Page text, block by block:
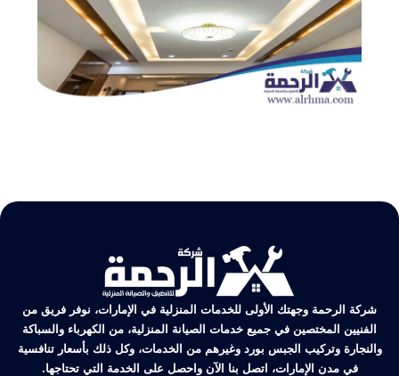
شركة الرحمة وجهتك الأولى للخدمات المنزلية في الإمارات، نوفر فريق من
الفنيين المختصين في جميع خدمات الصيانة المنزلية، من الكهرباء والسباكة
والنجارة وتركيب الجبس بورد وغيرهم من الخدمات، وكل ذلك بأسعار تنافسية
في مدن الإمارات، اتصل بنا الآن واحصل على الخدمة التي تحتاجها.